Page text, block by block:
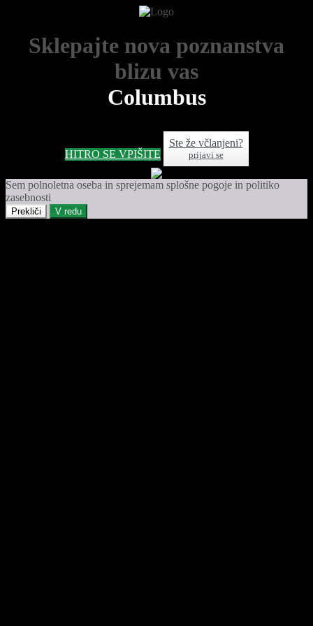
Sklepajte nova poznanstva
blizu vas
Columbus
HITRO SE VPIŠITE
Ste že včlanjeni?
prijavi se
Sem polnoletna oseba in sprejemam splošne pogoje in politiko
zasebnosti
Prekliči V redu